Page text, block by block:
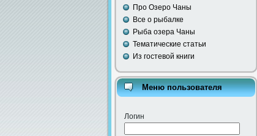
Про Озеро Чаны
Все о рыбалке
Рыба озера Чаны
Тематические статьи
Из гостевой книги
Меню пользователя
Логин